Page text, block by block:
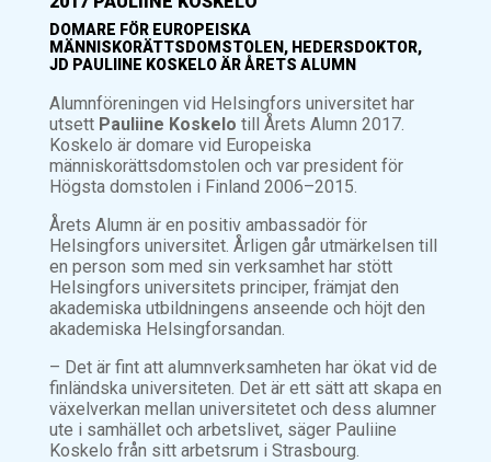
DOMARE FÖR EUROPEISKA
MÄNNISKORÄTTSDOMSTOLEN, HEDERSDOKTOR,
JD PAULIINE KOSKELO ÄR ÅRETS ALUMN
Alumnföreningen vid Helsingfors universitet har
utsett Pauliine Koskelo till Årets Alumn 2017.
Koskelo är domare vid Europeiska
människorättsdomstolen och var president för
Högsta domstolen i Finland 2006–2015.
Årets Alumn är en positiv ambassadör för
Helsingfors universitet. Årligen går utmärkelsen till
en person som med sin verksamhet har stött
Helsingfors universitets principer, främjat den
akademiska utbildningens anseende och höjt den
akademiska Helsingforsandan.
– Det är fint att alumnverksamheten har ökat vid de
finländska universiteten. Det är ett sätt att skapa en
växelverkan mellan universitetet och dess alumner
ute i samhället och arbetslivet, säger Pauliine
Koskelo från sitt arbetsrum i Strasbourg.